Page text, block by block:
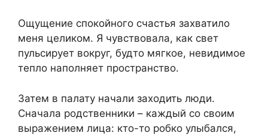
Ощущение спокойного счастья захватило
меня целиком. Я чувствовала, как свет
пульсирует вокруг, будто мягкое, невидимое
тепло наполняет пространство.
Затем в палату начали заходить люди.
Сначала родственники – каждый со своим
выражением лица: кто-то робко улыбался,